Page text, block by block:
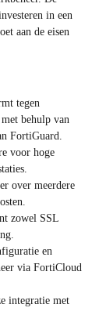
in een
aan de eisen
tegen
behulp van
FortiGuard.
voor hoge
over meerdere
zowel SSL
en
via FortiCloud
integratie met